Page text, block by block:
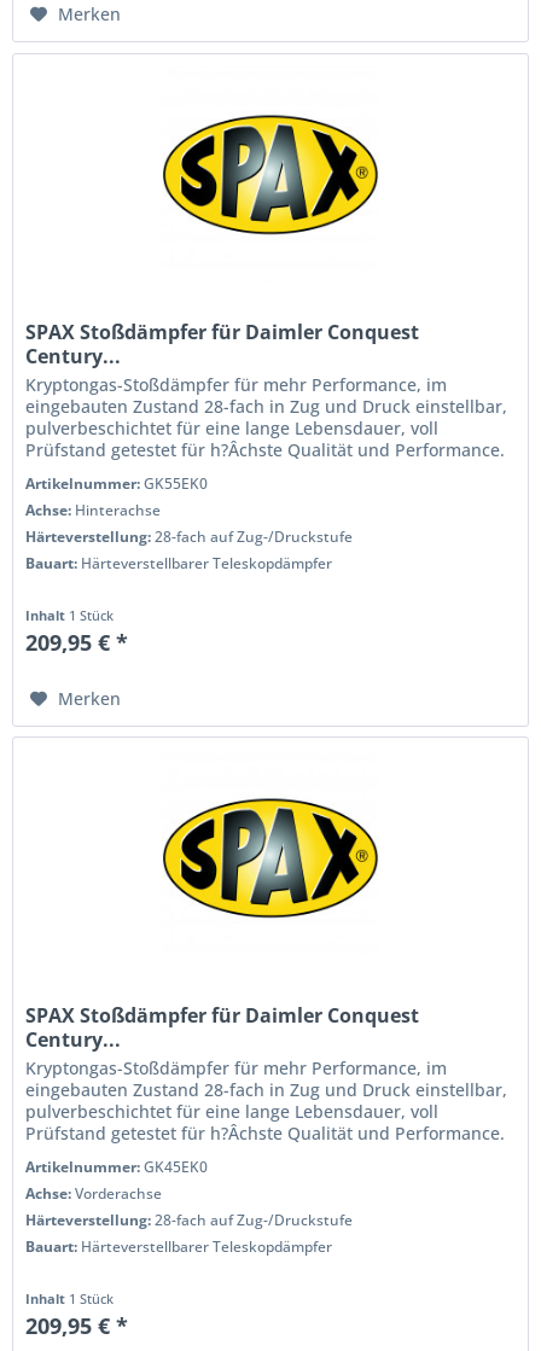
Merken
SPAX Stoßdämpfer für Daimler Conquest
Century...
Kryptongas-Stoßdämpfer für mehr Performance, im
eingebauten Zustand 28-fach in Zug und Druck einstellbar,
pulverbeschichtet für eine lange Lebensdauer, voll
Prüfstand getestet für h?Âchste Qualität und Performance.
Artikelnummer:GK55EK0
Achse: Hinterachse
Härteverstellung:28-fach auf Zug-/Druckstufe
Bauart: Härteverstellbarer Teleskopdämpfer
Inhalt 1 Stück
209,95 € *
Merken
SPAX Stoßdämpfer für Daimler Conquest
Century...
Kryptongas-Stoßdämpfer für mehr Performance, im
eingebauten Zustand 28-fach in Zug und Druck einstellbar,
pulverbeschichtet für eine lange Lebensdauer, voll
Prüfstand getestet für h?Âchste Qualität und Performance.
Artikelnummer:GK45EK0
Achse:Vorderachse
Härteverstellung:28-fach auf Zug-/Druckstufe
Bauart: Härteverstellbarer Teleskopdämpfer
Inhalt 1 Stück
209,95 € *